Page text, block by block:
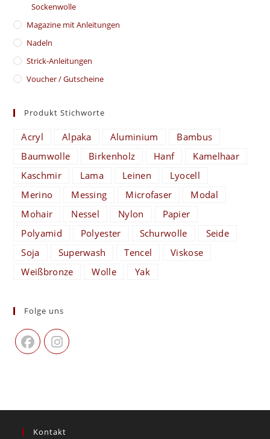
Sockenwolle
Magazine mit Anleitungen
Nadeln
Strick-Anleitungen
Voucher / Gutscheine
Produkt Stichworte
Acryl Alpaka Aluminium
Bambus
Baumwolle
Birkenholz Hanf
Kamelhaar
Kaschmir
Lama Leinen
Lyocell
Merino
Messing Microfaser
Modal
Mohair
Nessel Nylon
Papier
Polyamid
Polyester Schurwolle
Seide
Soja
Superwash Tencel
Viskose
Weißbronze
Wolle Yak
Folge uns
Kontakt